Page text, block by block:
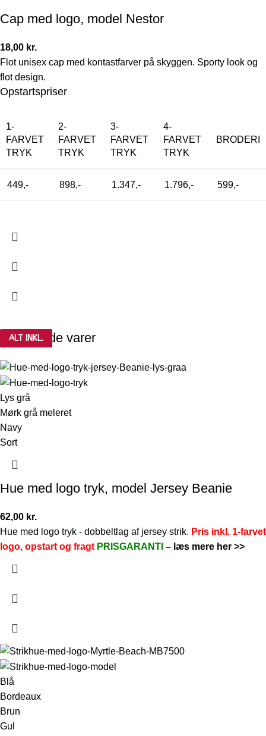
Cap med logo, model Nestor
18,00 kr.
Flot unisex cap med kontastfarver på skyggen. Sporty look og
flot design.
Opstartspriser
1-
FARVET
TRYK
2-
FARVET
TRYK
3-
FARVET
TRYK
4-
FARVET
TRYK
BRODERI
449,- 898,- 1.347,- 1.796,- 599,-
Relaterede varer
ALT INKL.
Lys grå
Mørk grå meleret
Navy
Sort
Hue med logo tryk, model Jersey Beanie
62,00 kr.
Hue med logo tryk - dobbeltlag af jersey strik. Pris inkl. 1-farvet
logo, opstart og fragt PRISGARANTI – læs mere her >>
ALT INKL.
Blå
Bordeaux
Brun
Gul
ALT INKL.
ALT INKL.